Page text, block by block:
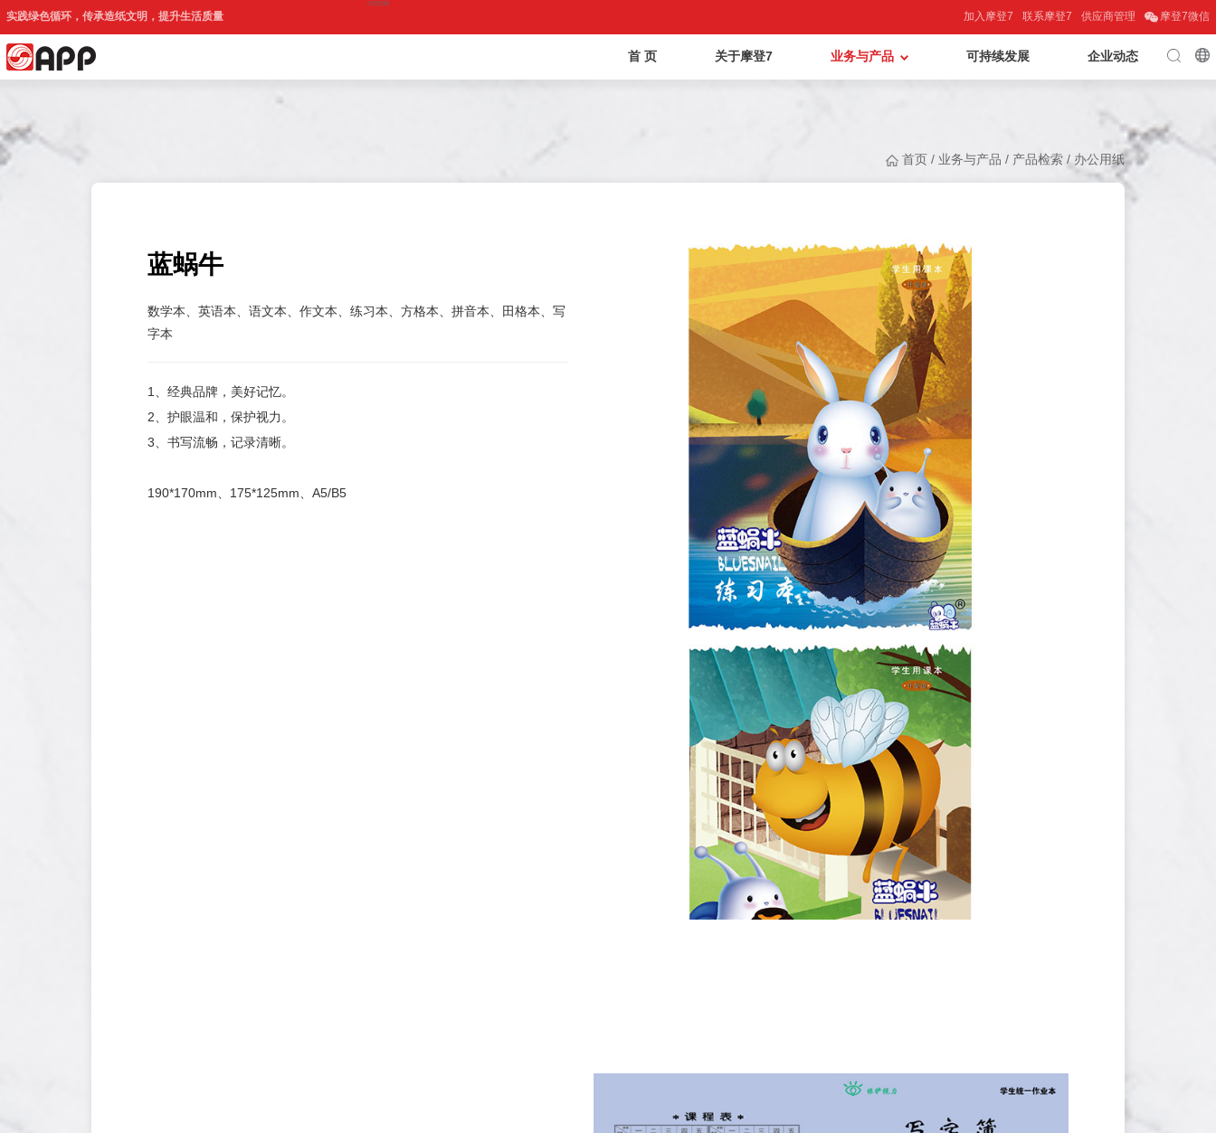
实践绿色循环，传承造纸文明，提升生活质量
印尼官网
摩登7微信
供应商管理
联系摩登7
加入摩登7
企业动态
可持续发展
业务与产品
关于摩登7
首 页
首页 / 业务与产品 / 产品检索 / 办公用纸
蓝蜗牛
数学本、英语本、语文本、作文本、练习本、方格本、拼音本、田格本、写
字本
1、经典品牌，美好记忆。
2、护眼温和，保护视力。
3、书写流畅，记录清晰。
190*170mm、175*125mm、A5/B5